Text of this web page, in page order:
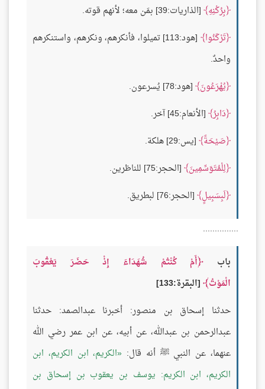
بِرُكْنِهِ [الذاريات:39] بمَن معه؛ لأنهم قوته.
تَرْكَنُوا
[هود:113] تميلوا، فأنكرهم، ونكرهم، واستنكرهم
واحدٌ.
يُهْرَعُونَ [هود:78] يُسرعون.
دَابِرُ [الأنعام:45] آخر.
صَيْحَةً [يس:29] هلكة.
لِلْمُتَوَسِّمِينَ [الحجر:75] للناظرين.
لَبِسَبِيلٍ [الحجر:76] لبطريق.
...............
باب
أَمْ كُنْتُمْ شُهَدَاءَ إِذْ حَضَرَ يَعْقُوبَ
الْمَوْتُ [البقرة:133]
حدثنا إسحاق بن منصور: أخبرنا عبدالصمد: حدثنا
عبدالرحمن بن عبدالله، عن أبيه، عن ابن عمر رضي الله
عنهما، عن النبي ﷺ أنه قال:
الكريم، ابن الكريم، ابن
الكريم، ابن الكريم: يوسف بن يعقوب بن إسحاق بن